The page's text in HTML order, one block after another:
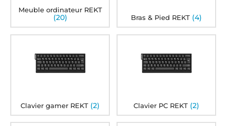
Meuble ordinateur REKT
(20) Bras & Pied REKT (4)
Clavier gamer REKT (2) Clavier PC REKT (2)